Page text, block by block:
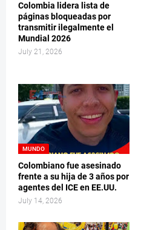
Colombia lidera lista de
páginas bloqueadas por
transmitir ilegalmente el
Mundial 2026
July 21, 2026
MUNDO
Colombiano fue asesinado
frente a su hija de 3 años por
agentes del ICE en EE.UU.
July 14, 2026